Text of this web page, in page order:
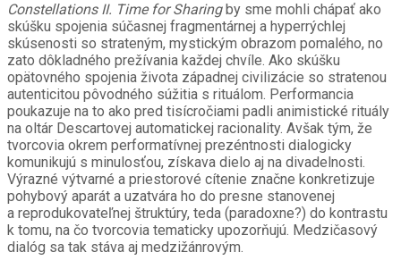
Constellations II. Time for Sharing by sme mohli chápať ako
skúšku spojenia súčasnej fragmentárnej a hyperrýchlej
skúsenosti so strateným, mystickým obrazom pomalého, no
zato dôkladného prežívania každej chvíle. Ako skúšku
opätovného spojenia života západnej civilizácie so stratenou
autenticitou pôvodného súžitia s rituálom. Performancia
poukazuje na to ako pred tisícročiami padli animistické rituály
na oltár Descartovej automatickej racionality. Avšak tým, že
tvorcovia okrem performatívnej prezéntnosti dialogicky
komunikujú s minulosťou, získava dielo aj na divadelnosti.
Výrazné výtvarné a priestorové cítenie značne konkretizuje
pohybový aparát a uzatvára ho do presne stanovenej
a reprodukovateľnej štruktúry, teda (paradoxne?) do kontrastu
k tomu, na čo tvorcovia tematicky upozorňujú. Medzičasový
dialóg sa tak stáva aj medzižánrovým.